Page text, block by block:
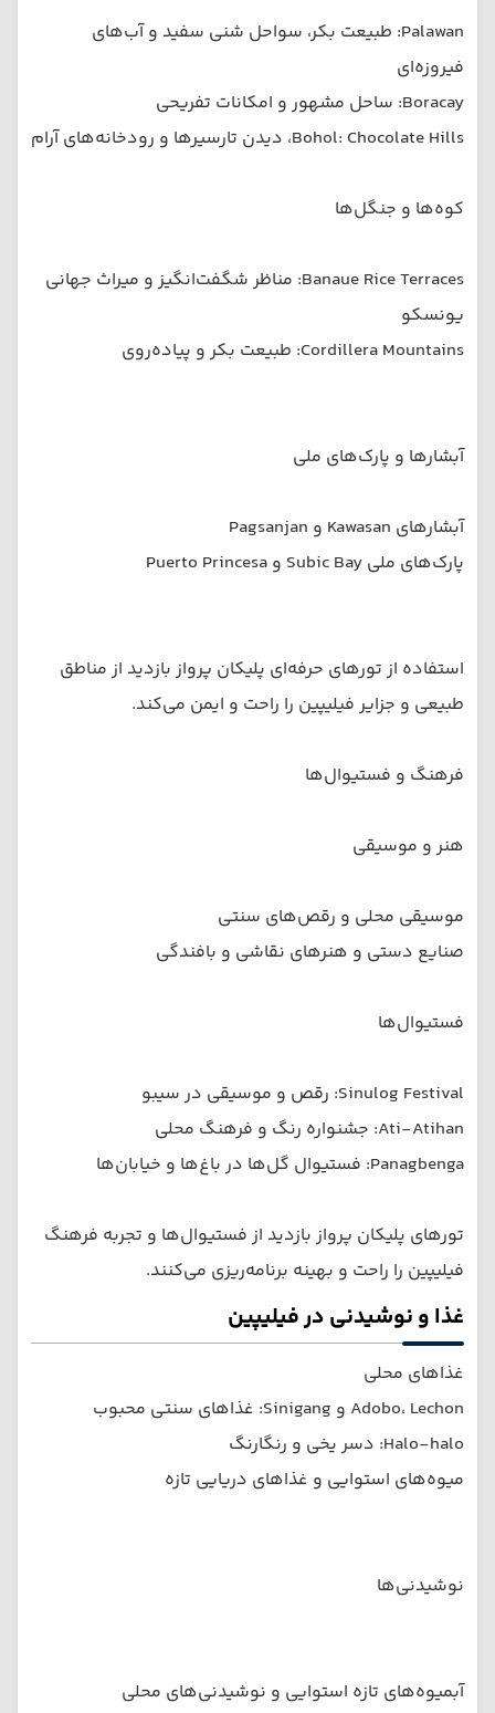
Palawan: طبیعت بکر، سواحل شنی سفید و آب‌های
فیروزه‌ای
Boracay: ساحل مشهور و امکانات تفریحی
Bohol: Chocolate Hills، دیدن تارسیرها و رودخانه‌های آرام
کوه‌ها و جنگل‌ها
Banaue Rice Terraces: مناظر شگفت‌انگیز و میراث جهانی
یونسکو
Cordillera Mountains: طبیعت بکر و پیاده‌روی
آبشارها و پارک‌های ملی
آبشارهای Kawasan و Pagsanjan
پارک‌های ملی Subic Bay و Puerto Princesa
استفاده از تورهای حرفه‌ای پلیکان پرواز بازدید از مناطق
طبیعی و جزایر فیلیپین را راحت و ایمن می‌کند.
فرهنگ و فستیوال‌ها
هنر و موسیقی
موسیقی محلی و رقص‌های سنتی
صنایع دستی و هنرهای نقاشی و بافندگی
فستیوال‌ها
Sinulog Festival: رقص و موسیقی در سیبو
Ati-Atihan: جشنواره رنگ و فرهنگ محلی
Panagbenga: فستیوال گل‌ها در باغ‌ها و خیابان‌ها
تورهای پلیکان پرواز بازدید از فستیوال‌ها و تجربه فرهنگ
فیلیپین را راحت و بهینه برنامه‌ریزی می‌کنند.
غذا و نوشیدنی در فیلیپین
غذاهای محلی
Adobo، Lechon و Sinigang: غذاهای سنتی محبوب
Halo-halo: دسر یخی و رنگارنگ
میوه‌های استوایی و غذاهای دریایی تازه
نوشیدنی‌ها
آبمیوه‌های تازه استوایی و نوشیدنی‌های محلی